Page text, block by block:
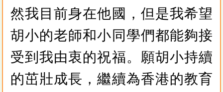
然我目前身在他國，但是我希望
胡小的老師和小同學們都能夠接
受到我由衷的祝福。願胡小持續
的茁壯成長，繼續為香港的教育